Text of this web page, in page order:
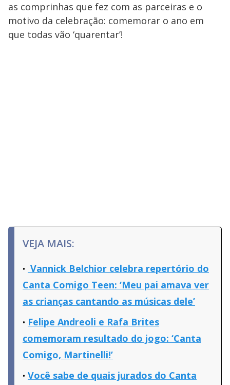
as comprinhas que fez com as parceiras e o
motivo da celebração: comemorar o ano em
que todas vão ‘quarentar’!
VEJA MAIS:
Vannick Belchior celebra repertório do
Canta Comigo Teen: ‘Meu pai amava ver
as crianças cantando as músicas dele’
Felipe Andreoli e Rafa Brites
comemoram resultado do jogo: ‘Canta
Comigo, Martinelli!’
Você sabe de quais jurados do Canta